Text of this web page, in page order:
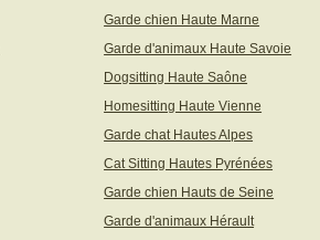
Garde chien Haute Marne
Garde d'animaux Haute Savoie
Dogsitting Haute Saône
Homesitting Haute Vienne
Garde chat Hautes Alpes
Cat Sitting Hautes Pyrénées
Garde chien Hauts de Seine
Garde d'animaux Hérault